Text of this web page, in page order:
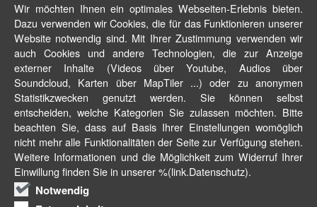
Wir möchten Ihnen ein optimales Webseiten-Erlebnis bieten.
Dazu verwenden wir Cookies, die für das Funktionieren unserer
Website notwendig sind. Mit Ihrer Zustimmung verwenden wir
auch Cookies und andere Technologien, die zur Anzeige
externer Inhalte (Videos über Youtube, Audios über
Soundcloud, Karten über MapTiler ...) oder zu anonymen
Statistikzwecken genutzt werden. Sie können selbst
entscheiden, welche Kategorien Sie zulassen möchten. Bitte
beachten Sie, dass auf Basis Ihrer Einstellungen womöglich
nicht mehr alle Funktionalitäten der Seite zur Verfügung stehen.
Weitere Informationen und die Möglichkeit zum Widerruf Ihrer
Einwillung finden Sie in unserer %(link.Datenschutz).
Notwendig